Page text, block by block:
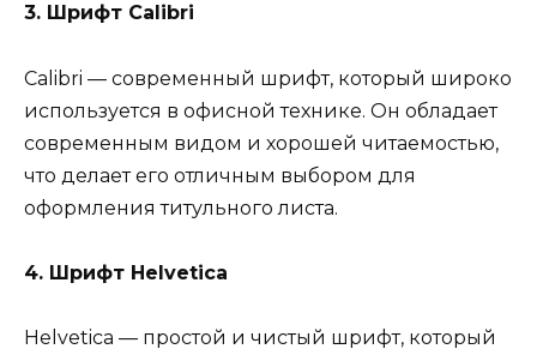
3. Шрифт Calibri
Calibri — современный шрифт, который широко
используется в офисной технике. Он обладает
современным видом и хорошей читаемостью,
что делает его отличным выбором для
оформления титульного листа.
4. Шрифт Helvetica
Helvetica — простой и чистый шрифт, который